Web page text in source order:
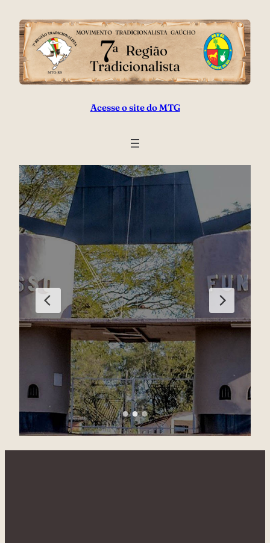
Acesse o site do MTG